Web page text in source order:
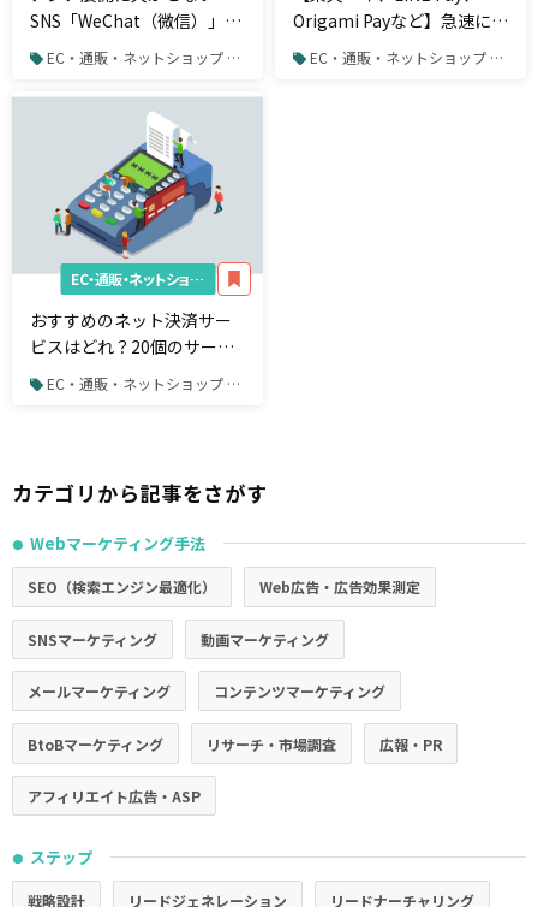
SNS「WeChat（微信）」と
は？基本的な使い方を解説
EC・通販・ネットショップ / 決済システム
Origami Payなど】急速に広
まる「QRコード決済」を使
うメリットとは？
EC・通販・ネットショップ / 決済システム
EC・通販・ネットショップ
おすすめのネット決済サー
ビスはどれ？20個のサービ
スの特徴をまとめてみまし
EC・通販・ネットショップ / 決済システム
カテゴリから記事をさがす
● Webマーケティング手法
SEO（検索エンジン最適化） Web広告・広告効果測定
SNSマーケティング 動画マーケティング
メールマーケティング コンテンツマーケティング
BtoBマーケティング リサーチ・市場調査 広報・PR
アフィリエイト広告・ASP
● ステップ
戦略設計 リードジェネレーション リードナーチャリング